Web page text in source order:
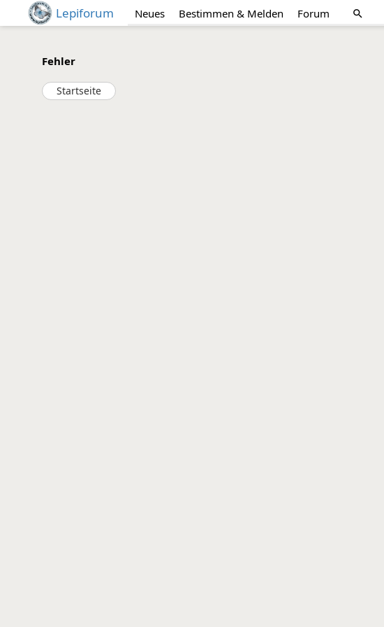
Lepiforum Neues Bestimmen & Melden Forum search
Fehler
Startseite